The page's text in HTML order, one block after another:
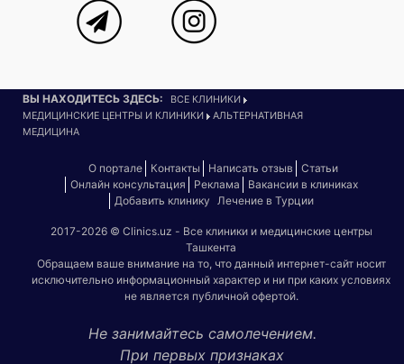
ВЫ НАХОДИТЕСЬ ЗДЕСЬ:
ВСЕ КЛИНИКИ
МЕДИЦИНСКИЕ ЦЕНТРЫ И КЛИНИКИ
АЛЬТЕРНАТИВНАЯ
МЕДИЦИНА
О портале Контакты Написать отзыв
Статьи
Онлайн консультация
Реклама
Вакансии в клиниках
Добавить клинику Лечение в Турции
2017-2026 © Clinics.uz - Все клиники и медицинские центры
Ташкента
Обращаем ваше внимание на то, что данный интернет-сайт носит
исключительно информационный характер и ни при каких условиях
не является публичной офертой.
Не занимайтесь самолечением.
При первых признаках